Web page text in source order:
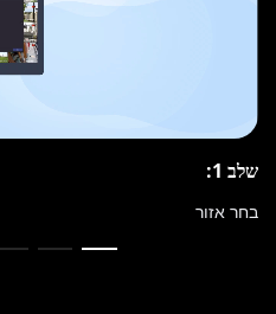
שלב 1:
בחר אזור